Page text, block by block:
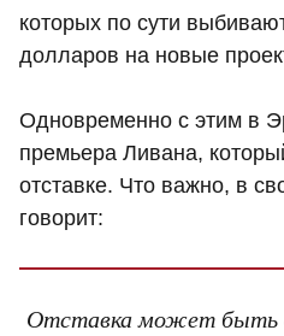
которых по сути
долларов на новые
Одновременно с этим в
премьера Ливана,
отставке. Что важно, в
говорит:
Отставка может быть